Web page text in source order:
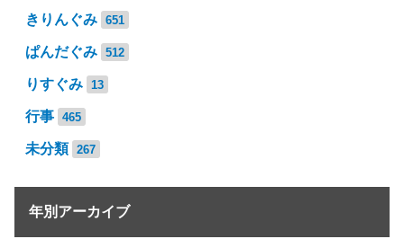
きりんぐみ 651
ぱんだぐみ 512
りすぐみ 13
行事 465
未分類 267
年別アーカイブ